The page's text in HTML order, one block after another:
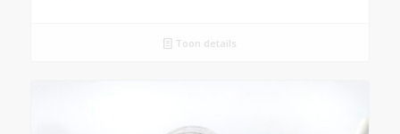
Toon details